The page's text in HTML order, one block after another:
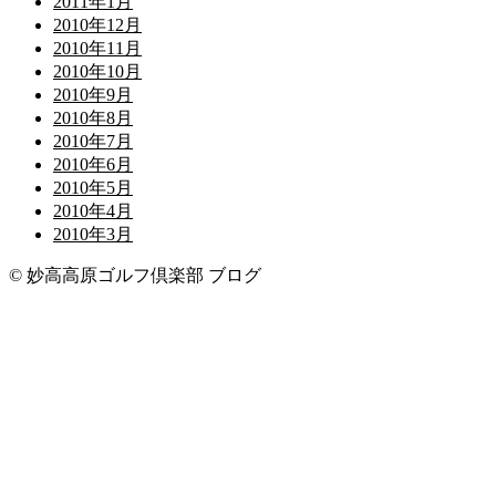
2010年12月
2010年11月
2010年10月
2010年9月
2010年8月
2010年7月
2010年6月
2010年5月
2010年4月
2010年3月
© 妙高高原ゴルフ倶楽部 ブログ